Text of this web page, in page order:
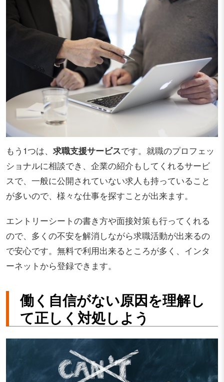
もう1つは、 求職支援サービスです。就職のプロフェッ
ショナルに相談でき、企業の紹介もしてくれるサービ
スで、一般に公開されていない求人も持っていること
が多いので、様々な仕事を探すことが出来ます。
エントリーシートの書き方や面接対策も行ってくれる
ので、多くの不安を解消しながら求職活動が出来るの
で安心です。無料で利用出来るところが多く、インタ
ーネットから登録できます。
働く自信がない原因を理解し
て正しく対処しよう